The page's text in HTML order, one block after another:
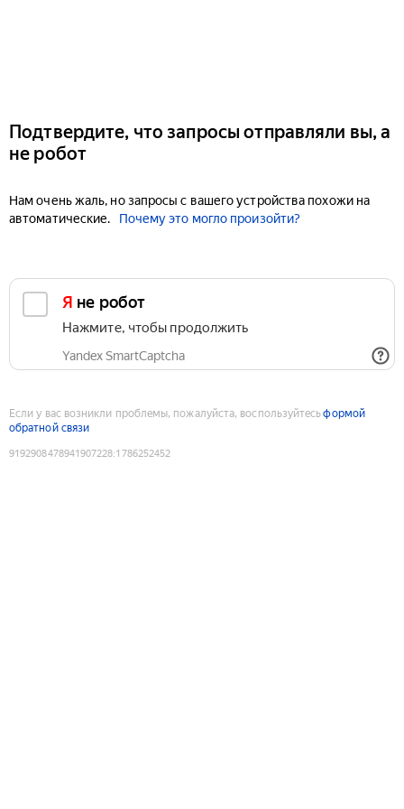
Подтвердите, что запросы отправляли вы, а
не робот
Нам очень жаль, но запросы с вашего устройства похожи на
автоматические.
Почему это могло произойти?
Я не робот
Нажмите, чтобы продолжить
Yandex SmartCaptcha
Если у вас возникли проблемы, пожалуйста, воспользуйтесьформой
обратной связи
9192908478941907228:1786252452